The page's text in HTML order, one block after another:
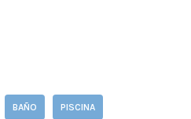
BAÑO PISCINA